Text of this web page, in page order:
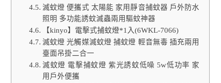
滅蚊燈 便攜式 太陽能 家用靜音捕蚊器 戶外防水
照明 多功能誘蚊滅蟲兩用驅蚊神器
【kinyo】電擊式捕蚊燈*1入(6WKL-7066)
滅蚊燈 光觸媒滅蚊燈 捕蚊燈 輕音無毒 插充兩用
臺面吊掛二合一
滅蚊燈 電擊捕蚊燈 紫光誘蚊低噪 5w低功率 家
用戶外便攜